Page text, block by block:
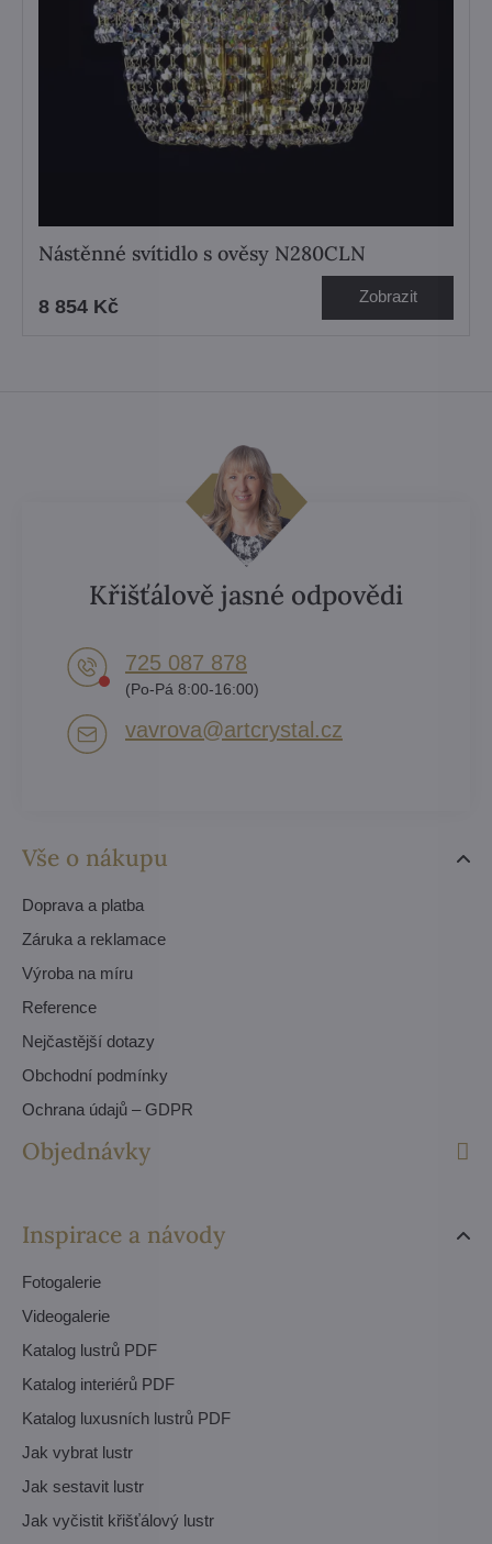
Nástěnné svítidlo s ověsy N280CLN
8 854 Kč Zobrazit
Vše o nákupu
Doprava a platba
Záruka a reklamace
Výroba na míru
Reference
Nejčastější dotazy
Obchodní podmínky
Ochrana údajů – GDPR
Objednávky
Inspirace a návody
Fotogalerie
Videogalerie
Katalog lustrů PDF
Katalog interiérů PDF
Katalog luxusních lustrů PDF
Jak vybrat lustr
Jak sestavit lustr
Jak vyčistit křišťálový lustr
Křišťálově jasné odpovědi
725 087 878​
(Po-Pá 8:00-16:00)
vavrova​@artcrystal​.cz